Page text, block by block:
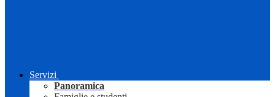
Servizi
Panoramica